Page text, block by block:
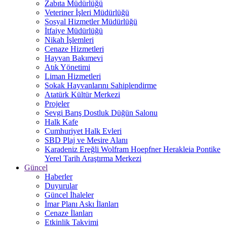
Zabıta Müdürlüğü
Veteriner İşleri Müdürlüğü
Sosyal Hizmetler Müdürlüğü
İtfaiye Müdürlüğü
Nikah İşlemleri
Cenaze Hizmetleri
Hayvan Bakımevi
Atık Yönetimi
Liman Hizmetleri
Sokak Hayvanlarını Sahiplendirme
Atatürk Kültür Merkezi
Projeler
Sevgi Barış Dostluk Düğün Salonu
Halk Kafe
Cumhuriyet Halk Evleri
SBD Plaj ve Mesire Alanı
Karadeniz Ereğli Wolfram Hoepfner Herakleia Pontike
Yerel Tarih Araştırma Merkezi
Güncel
Haberler
Duyurular
Güncel İhaleler
İmar Planı Askı İlanları
Cenaze İlanları
Etkinlik Takvimi